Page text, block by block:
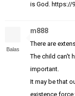
is God. https://
Balas
m888
There are
The child can't
important.
It may be that
existence